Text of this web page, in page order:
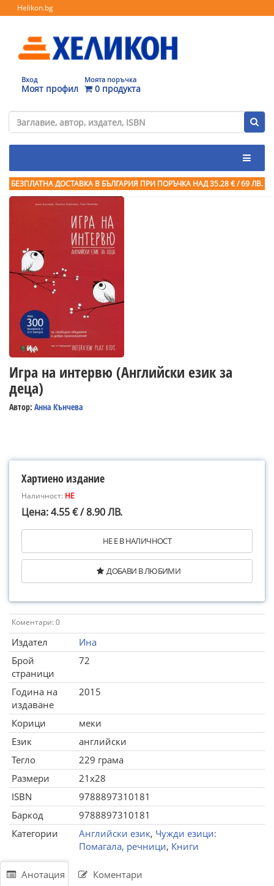
Helikon.bg
Вход
Моят профил
Моята поръчка
0 продукта
БЕЗПЛАТНА ДОСТАВКА В БЪЛГАРИЯ ПРИ ПОРЪЧКА НАД 35.28 € / 69 ЛВ.
Игра на интервю (Английски език за
деца)
Автор: Анна Кънчева
Хартиено издание
Наличност: НЕ
Цена: 4.55 € / 8.90 ЛВ.
НЕ Е В НАЛИЧНОСТ
ДОБАВИ В ЛЮБИМИ
Коментари: 0
Издател
Ина
Брой
страници
72
Година на
издаване
2015
Корици
меки
Език
английски
Тегло
229 грама
Размери
21x28
ISBN
9788897310181
Баркод
9788897310181
Категории
Английски език, Чужди езици:
Помагала, речници, Книги
Анотация Коментари